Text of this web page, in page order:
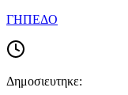
ΓΗΠΕΔΟ
Δημοσιευτηκε: